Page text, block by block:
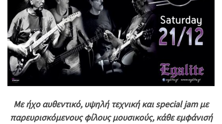
Με ήχο αυθεντικό, υψηλή τεχνική και special jam με
παρευρισκόμενους φίλους μουσικούς, κάθε εμφάνισή